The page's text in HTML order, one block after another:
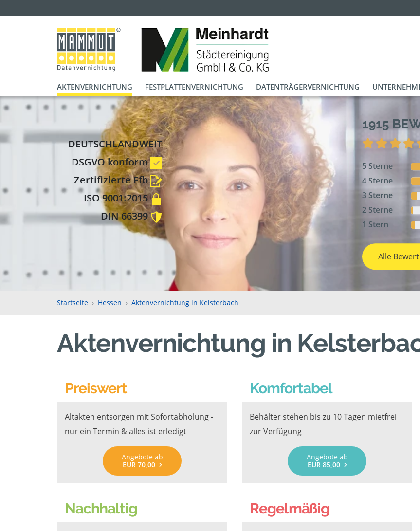
AKTENVERNICHTUNG FESTPLATTENVERNICHTUNG DATENTRÄGERVERNICHTUNG
DEUTSCHLANDWEIT
DSGVO konform
Zertifizierte Efb
ISO 9001:2015
DIN 66399
1915
5 Sterne
4 Sterne
3 Sterne
2 Sterne
1 Stern
Alle
Startseite Hessen Aktenvernichtung in Kelsterbach
Aktenvernichtung in
Preiswert
Altakten entsorgen mit Sofortabholung -
nur ein Termin & alles ist erledigt
Angebote ab
EUR 70,00
Komfortabel
Behälter stehen bis zu 10 Tagen mietfrei
zur Verfügung
Angebote ab
EUR 85,00
Nachhaltig Regelmäßig